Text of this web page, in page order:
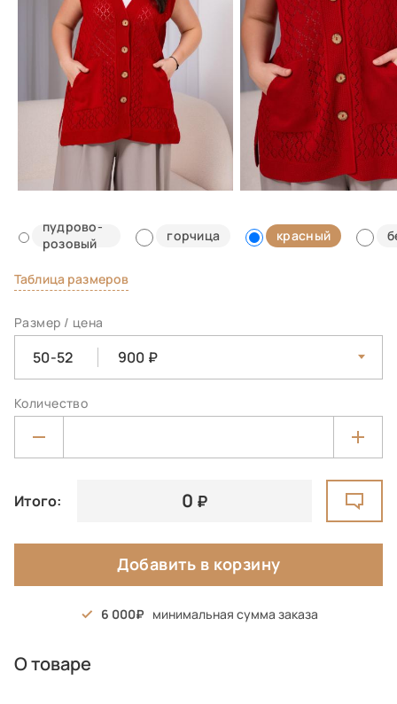
пудрово-
розовый
горчица красный
Таблица размеров
Размер / цена
50-52 900
Количество
Итого: 0
Добавить в корзину
6 000 минимальная сумма заказа
О товаре